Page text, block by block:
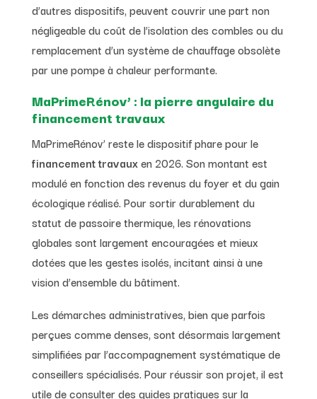
d’autres dispositifs, peuvent couvrir une part non
négligeable du coût de l’isolation des combles ou du
remplacement d’un système de chauffage obsolète
par une pompe à chaleur performante.
MaPrimeRénov’ : la pierre angulaire du
financement travaux
MaPrimeRénov’ reste le dispositif phare pour le
financement travauxen 2026. Son montant est
modulé en fonction des revenus du foyer et du gain
écologique réalisé. Pour sortir durablement du
statut de passoire thermique, les rénovations
globales sont largement encouragées et mieux
dotées que les gestes isolés, incitant ainsi à une
vision d’ensemble du bâtiment.
Les démarches administratives, bien que parfois
perçues comme denses, sont désormais largement
simplifiées par l’accompagnement systématique de
conseillers spécialisés. Pour réussir son projet, il est
utile de consulter des guides pratiques sur la